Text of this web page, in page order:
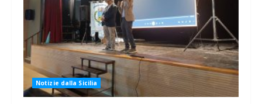
Notizie dalla Sicilia